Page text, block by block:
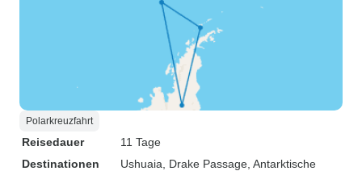
Polarkreuzfahrt
Reisedauer
11 Tage
Destinationen
Ushuaia , Drake Passage , Antarktische